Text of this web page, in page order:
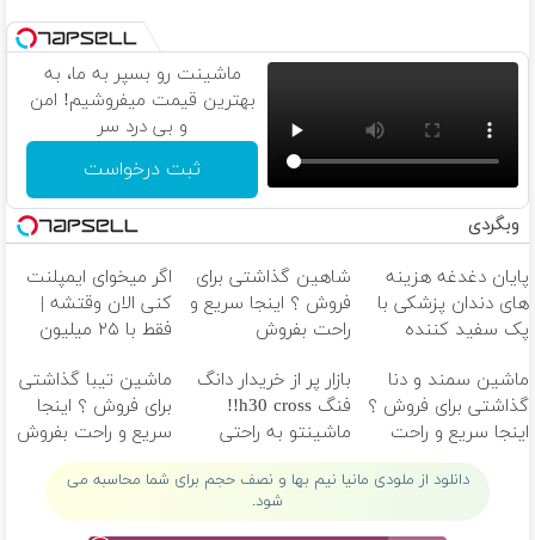
ماشینت رو بسپر به ما، به
بهترین قیمت میفروشیم! امن
و بی درد سر
ثبت درخواست
وبگردی
پایان دغدغه هزینه
های دندان پزشکی با
پک سفید کننده
شاهین گذاشتی برای
فروش ؟ اینجا سریع و
راحت بفروش
اگر میخوای ایمپلنت
کنی الان وقتشه |
فقط با ۲۵ میلیون
ماشین سمند و دنا
گذاشتی برای فروش ؟
اینجا سریع و راحت
بازار پر از خریدار دانگ
فنگ h30 cross!!
ماشینتو به راحتی
بفروش
ماشین تیبا گذاشتی
برای فروش ؟ اینجا
سریع و راحت بفروش
دانلود از ملودی مانیا نیم بها و نصف حجم برای شما محاسبه می
شود.